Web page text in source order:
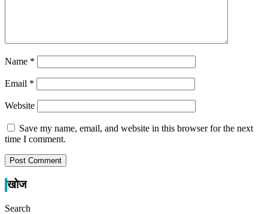
Name *
Email *
Website
Save my name, email, and website in this browser for the next
time I comment.
खोज
Search